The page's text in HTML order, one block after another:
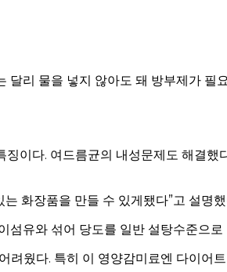
리 물을 넣지 않아도 돼 방부제가 필
이다. 여드름균의 내성문제도 해결
화장품을 만들 수 있게됐다”고 설명
유와 섞어 당도를 일반 설탕수준으
웠다. 특히 이 영양감미료엔 다이어